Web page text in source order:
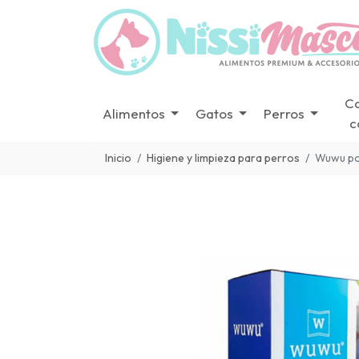
Alimentos Gatos Perros
Inicio Higiene y limpieza para perros Wuwu